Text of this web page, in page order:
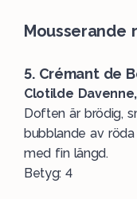
Mousserande
5. Crémant de
Clotilde
Doften är brödig,
bubblande av
med fin längd.
Betyg: 4